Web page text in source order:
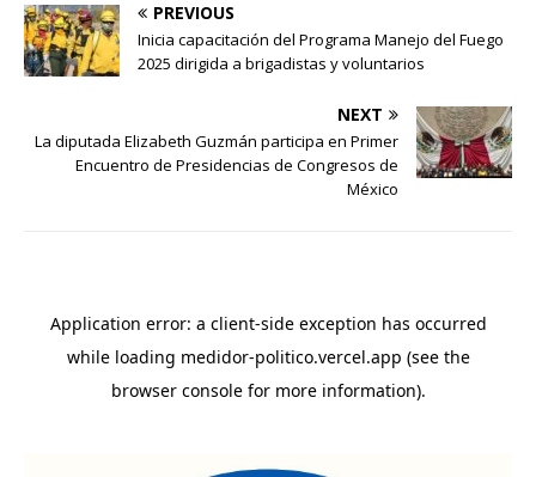
PREVIOUS
Inicia capacitación del Programa Manejo del Fuego
2025 dirigida a brigadistas y voluntarios
NEXT
La diputada Elizabeth Guzmán participa en Primer
Encuentro de Presidencias de Congresos de
México